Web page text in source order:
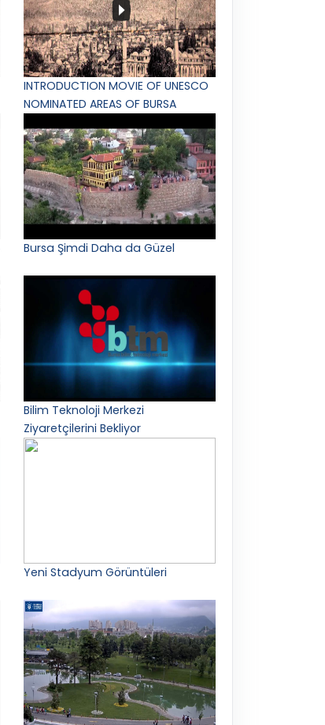
INTRODUCTION MOVIE OF UNESCO
NOMINATED AREAS OF BURSA
Bursa Şimdi Daha da Güzel
Bilim Teknoloji Merkezi
Ziyaretçilerini Bekliyor
Yeni Stadyum Görüntüleri